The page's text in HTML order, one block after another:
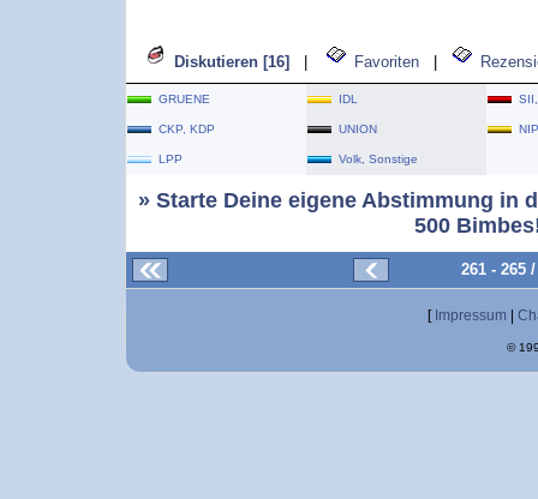
Diskutieren [16] Favoriten
GRUENE IDL
CKP, KDP UNION NIP
LPP Volk, Sonstige
» Starte Deine eigene Abstimmung in
500
261 - 265
[ Impressum
©